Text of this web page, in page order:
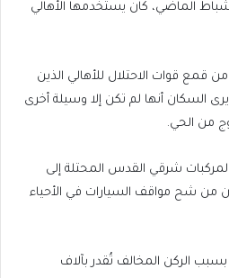
وذلك في 19 فبراير/شباط الماضي، كان يستخدمها الأهالي
قمع قوات الاحتلال للأهالي الذين
السكان أنها لم تكن إلا وسيلة أخرى
من الحي.
شرقي القدس المحتلة إلى
من شح مواقف السيارات في الأحياء
الركن المخالف تُقدر بآلاف